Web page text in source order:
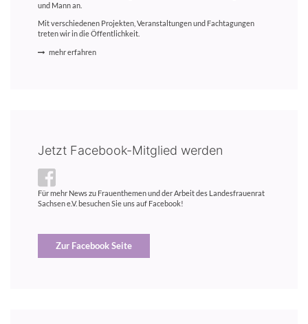
und Mann an.
Mit verschiedenen Projekten, Veranstaltungen und Fachtagungen
treten wir in die Öffentlichkeit.
mehr erfahren
Jetzt Facebook-Mitglied werden
Für mehr News zu Frauenthemen und der Arbeit des Landesfrauenrat
Sachsen e.V. besuchen Sie uns auf Facebook!
Zur Facebook Seite